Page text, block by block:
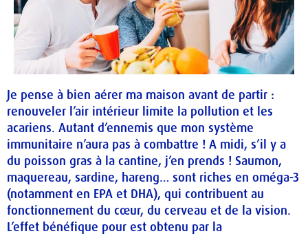
Je pense à bien aérer ma maison avant de partir :
renouveler l’air intérieur limite la pollution et les
acariens. Autant d’ennemis que mon système
immunitaire n’aura pas à combattre ! A midi, s’il y a
du poisson gras à la cantine, j’en prends ! Saumon,
maquereau, sardine, hareng… sont riches en oméga-3
(notamment en EPA et DHA), qui contribuent au
fonctionnement du cœur, du cerveau et de la vision.
L’effet bénéfique pour est obtenu par la